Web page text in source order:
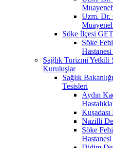
Uzm.
Söke İlçesi
Söke
Sağlık Turizmi Yetkili
Kuruluşlar
Sağlık
Tesisleri
Aydın
Nazilli
Söke
Hastanesi